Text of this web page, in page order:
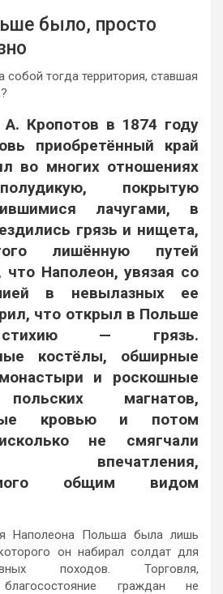
было, просто
собой тогда территория, ставшая
Кропотов в 1874 году
приобретённый край
во многих отношениях
покрытую
лачугами, в
грязь и нищета,
лишённую путей
что Наполеон, увязая со
в невылазных ее
что открыл в Польше
— грязь.
костёлы, обширные
и роскошные
магнатов,
кровью и потом
не смягчали
впечатления,
общим видом
Наполеона Польша была лишь
он набирал солдат для
походов. Торговля,
граждан не